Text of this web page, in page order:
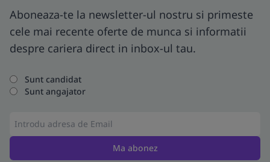
Aboneaza-te la newsletter-ul nostru si primeste
cele mai recente oferte de munca si informatii
despre cariera direct in inbox-ul tau.
Sunt candidat
Sunt angajator
Ma abonez